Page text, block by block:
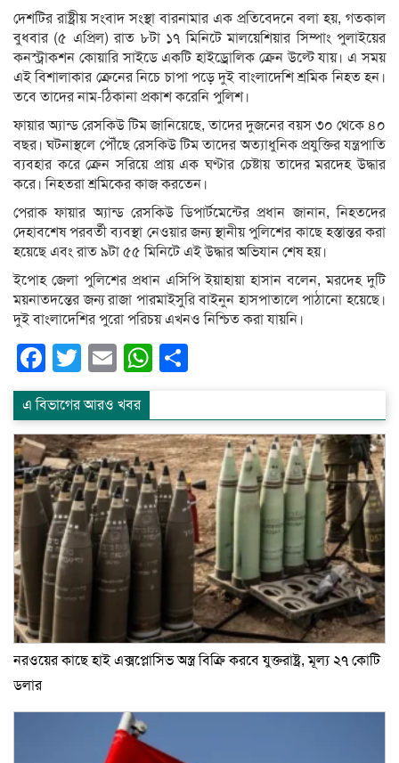
দেশটির রাষ্ট্রীয় সংবাদ সংস্থা বারনামার এক প্রতিবেদনে বলা হয়, গতকাল
বুধবার (৫ এপ্রিল) রাত ৮টা ১৭ মিনিটে মালয়েশিয়ার সিম্পাং পুলাইয়ের
কনস্ট্রাকশন কোয়ারি সাইডে একটি হাইড্রোলিক ক্রেন উল্টে যায়। এ সময়
এই বিশালাকার ক্রেনের নিচে চাপা পড়ে দুই বাংলাদেশি শ্রমিক নিহত হন।
তবে তাদের নাম-ঠিকানা প্রকাশ করেনি পুলিশ।
ফায়ার অ্যান্ড রেসকিউ টিম জানিয়েছে, তাদের দুজনের বয়স ৩০ থেকে ৪০
বছর। ঘটনাস্থলে পৌঁছে রেসকিউ টিম তাদের অত্যাধুনিক প্রযুক্তির যন্ত্রপাতি
ব্যবহার করে ক্রেন সরিয়ে প্রায় এক ঘণ্টার চেষ্টায় তাদের মরদেহ উদ্ধার
করে। নিহতরা শ্রমিকের কাজ করতেন।
পেরাক ফায়ার অ্যান্ড রেসকিউ ডিপার্টমেন্টের প্রধান জানান, নিহতদের
দেহাবশেষ পরবর্তী ব্যবস্থা নেওয়ার জন্য স্থানীয় পুলিশের কাছে হস্তান্তর করা
হয়েছে এবং রাত ৯টা ৫৫ মিনিটে এই উদ্ধার অভিযান শেষ হয়।
ইপোহ জেলা পুলিশের প্রধান এসিপি ইয়াহায়া হাসান বলেন, মরদেহ দুটি
ময়নাতদন্তের জন্য রাজা পারমাইসুরি বাইনুন হাসপাতালে পাঠানো হয়েছে।
দুই বাংলাদেশির পুরো পরিচয় এখনও নিশ্চিত করা যায়নি।
Facebook
Twitter
EmailWhatsApp
এ বিভাগের আরও খবর
নরওয়ের কাছে হাই এক্সপ্লোসিভ অস্ত্র বিক্রি করবে যুক্তরাষ্ট্র, মূল্য ২৭ কোটি
ডলার